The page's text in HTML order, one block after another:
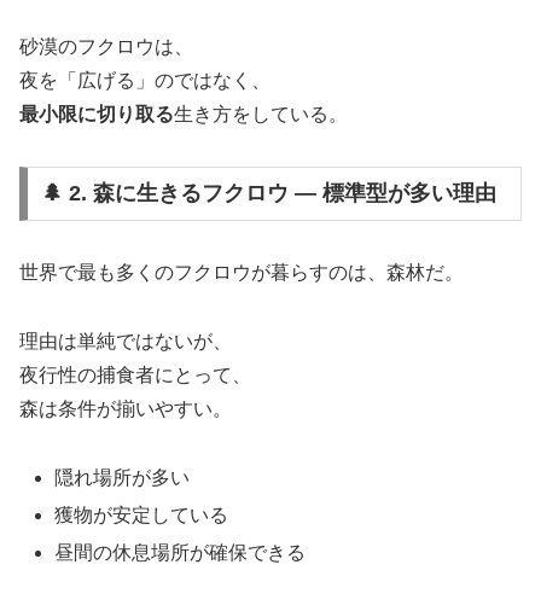
砂漠のフクロウは、
夜を「広げる」のではなく、
最小限に切り取る生き方をしている。
🌲 2. 森に生きるフクロウ ― 標準型が多い理由
世界で最も多くのフクロウが暮らすのは、森林だ。
理由は単純ではないが、
夜行性の捕食者にとって、
森は条件が揃いやすい。
隠れ場所が多い
獲物が安定している
昼間の休息場所が確保できる